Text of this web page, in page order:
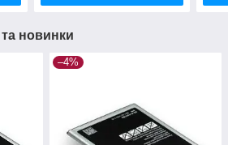
та новинки
–4%